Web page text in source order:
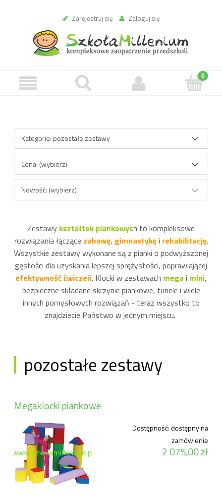
Zarejestruj się Zaloguj się
Kategorie: pozostałe zestawy
Cena: (wybierz)
Nowość: (wybierz)
Zestawy kształtek piankowych to kompleksowe
rozwiązania łączące zabawę, gimnastykęi rehabilitację.
Wszystkie zestawy wykonane są z pianki o podwyższonej
gęstości dla uzyskania lepszej sprężystości, poprawiającej
efektywność ćwiczeń. Klocki w zestawach mega i mini,
bezpieczne składane skrzynie piankowe, tunele i wiele
innych pomysłowych rozwiązań - teraz wszystko to
znajdziecie Państwo w jednym miejscu.
pozostałe zestawy
Megaklocki piankowe
Dostępność:dostępny na
zamówienie
2 075,00 zł